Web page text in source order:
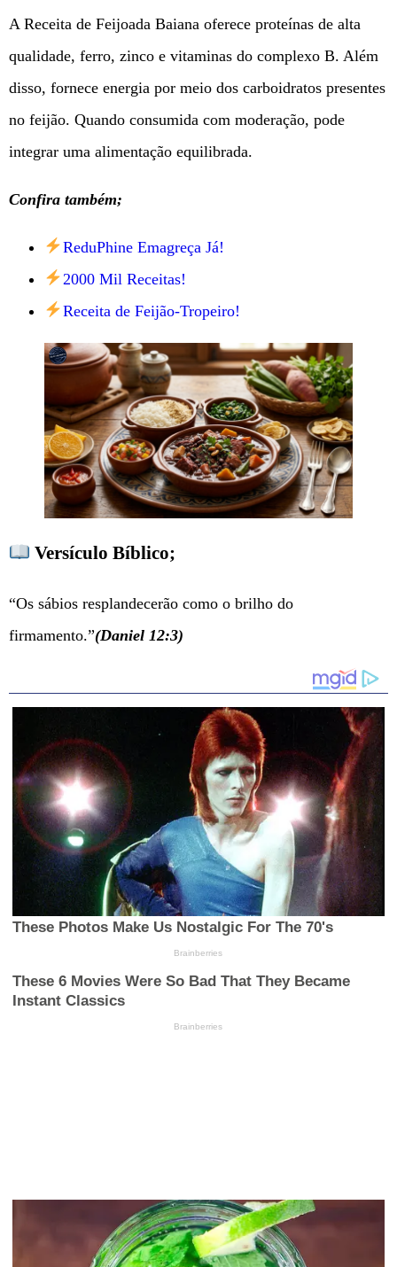
A Receita de Feijoada Baiana oferece proteínas de alta
qualidade, ferro, zinco e vitaminas do complexo B. Além
disso, fornece energia por meio dos carboidratos presentes
no feijão. Quando consumida com moderação, pode
integrar uma alimentação equilibrada.
Confira também;
ReduPhine Emagreça Já!
2000 Mil Receitas!
Receita de Feijão-Tropeiro!
Versículo Bíblico;
“Os sábios resplandecerão como o brilho do
firmamento.”(Daniel 12:3)